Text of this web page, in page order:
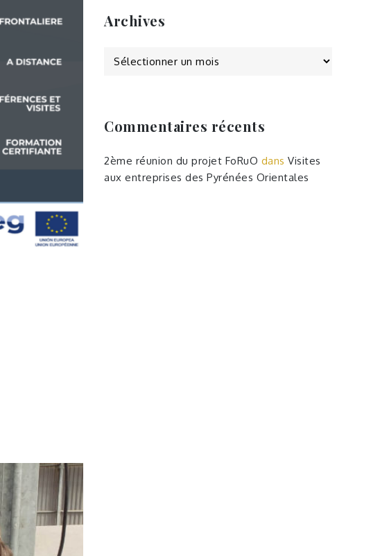
Archives
Commentaires récents
2ème réunion du projet FoRuO dans Visites
aux entreprises des Pyrénées Orientales